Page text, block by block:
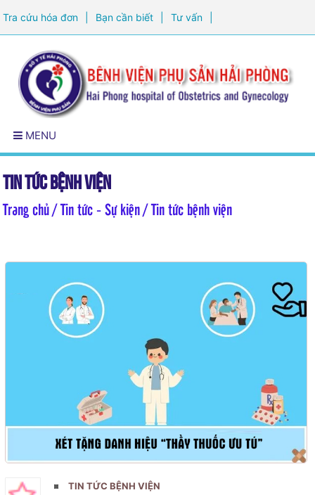
Tra cứu hóa đơn Bạn cần biết Tư vấn
Đăng ký khám sức khỏe
MENU
Tin tức bệnh viện
Trang chủ/ Tin tức - Sự kiện / Tin tức bệnh viện
TIN TỨC BỆNH VIỆN